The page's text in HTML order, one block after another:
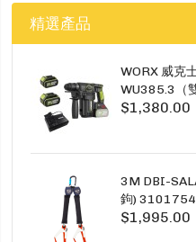
精選產品
WORX 威克
WU385.3（
$1,380.00
3M DBI-
鉤) 3101754
1.5M TWINS
$1,995.00